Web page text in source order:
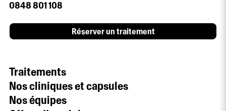
0848 801 108
Réserver un traitement
Traitements
Nos cliniques et capsules
Nos équipes